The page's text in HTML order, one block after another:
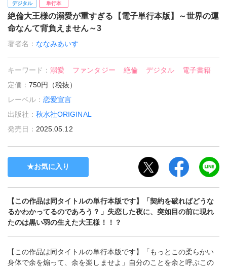
デジタル 単行本
絶倫大王様の溺愛が重すぎる【電子単行本版】～世界の運
命なんて背負えません～3
著者名： ななみあいす
キーワード：溺愛 ファンタジー 絶倫 デジタル
電子書籍
定価：750円（税抜）
レーベル：恋愛宣言
出版社：秋水社ORIGINAL
発売日： 2025.05.12
お気に入り
【この作品は同タイトルの単行本版です】「契約を破ればどうな
るかわかってるのであろう？」失恋した夜に、突如目の前に現れ
たのは黒い羽の生えた大王様！！？
【この作品は同タイトルの単行本版です】「もっとこの柔らかい
身体で余を煽って、余を楽しませよ」自分のことを余と呼ぶこの